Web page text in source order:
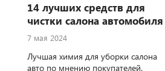
14 лучших средств для
чистки салона автомобиля
7 мая 2024
Лучшая химия для уборки салона
авто по мнению покупателей.